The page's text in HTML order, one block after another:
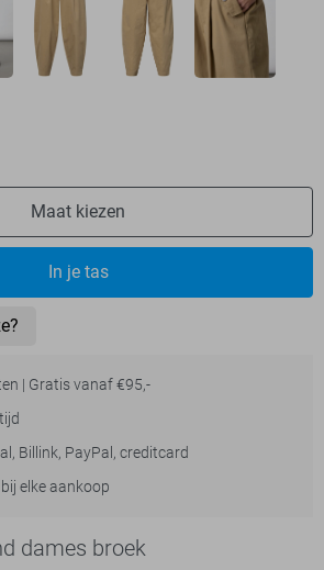
Maat kiezen
In je tas
| Gratis vanaf €95,-
Billink, PayPal, creditcard
elke aankoop
dames broek